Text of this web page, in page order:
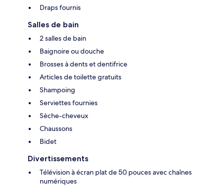
Draps fournis
Salles de bain
2 salles de bain
Baignoire ou douche
Brosses à dents et dentifrice
Articles de toilette gratuits
Shampoing
Serviettes fournies
Sèche-cheveux
Chaussons
Bidet
Divertissements
Télévision à écran plat de 50 pouces avec chaînes
numériques